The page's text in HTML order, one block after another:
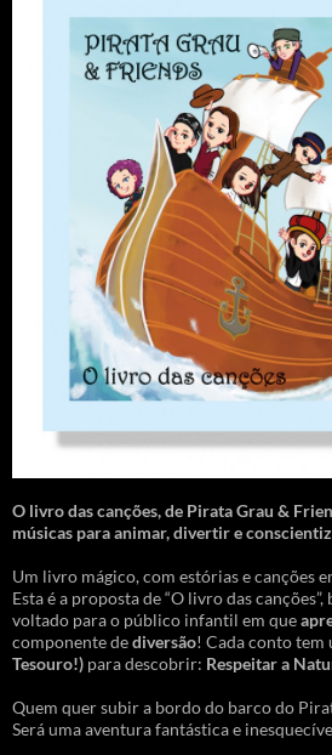
O livro das canções,de Pirata Grau &
músicas para animar, divertir e
Um livro mágico, com estórias e canções
Esta é a proposta de “O livro das
voltado para o público infantil em que
componente dediversão! Cada conto tem
Tesouro!) para descobrir: Respeitar a
Quem quer subir a bordo do barco do
Será uma aventura fantástica e